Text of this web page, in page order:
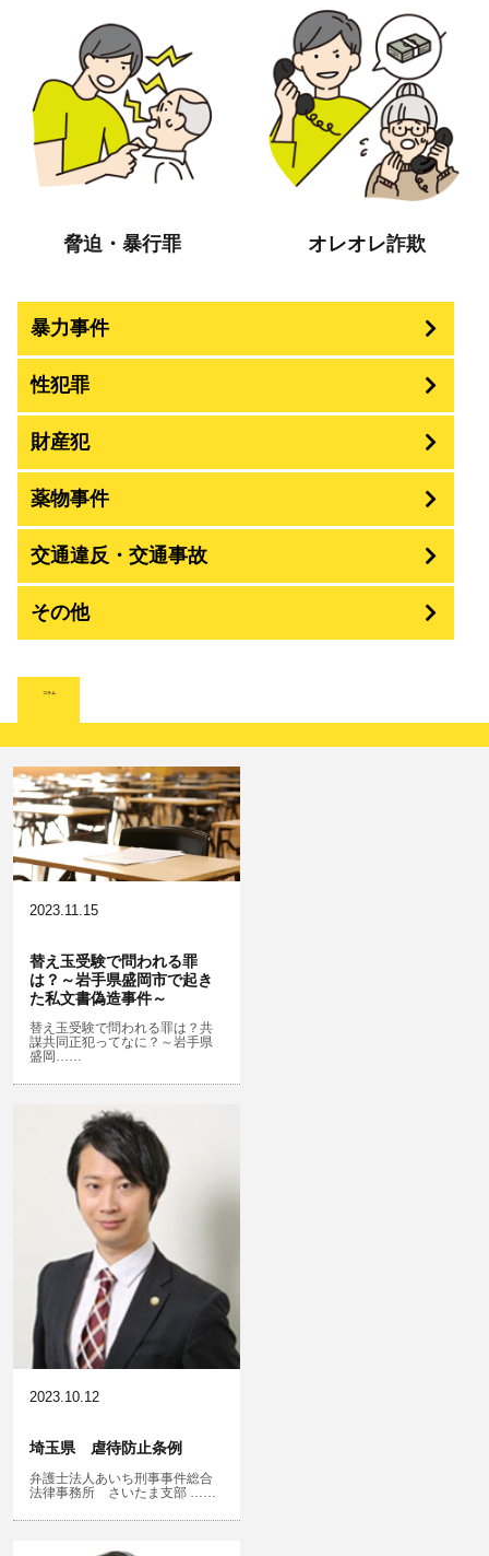
脅迫・暴行罪 オレオレ詐欺
暴力事件
逮捕・監禁
略取・誘拐・人身売買
業務妨害
公務執行妨害
性犯罪
盗撮・のぞき
強姦・準強姦
淫行・援助交際
公然わいせつ，わいせつ物頒布，淫
児童ポルノ・リベンジポルノ
財産犯
恐喝
横領 背任
薬物事件
覚せい剤
麻薬及び向精神薬
危険ドラッグ
交通違反・交通事故
無免許運転
危険運転行為等
その他
放火・失火
犯罪収益移転防止法違反
ストーカー事件
知財財産と刑事事件…動画の違法ダ
ウンロード・視聴、無断転載等
ネット犯罪
銃刀法違反
風営法・風適法違反
文書偽造・偽造文書行使
コラム
2023.11.15
替え玉受験で問われる罪
は？～岩手県盛岡市で起き
た私文書偽造事件～
替え玉受験で問われる罪は？共
謀共同正犯ってなに？～岩手県
盛岡……
2023.10.12
埼玉県 虐待防止条例
弁護士法人あいち刑事事件総合
法律事務所 さいたま支部 ……